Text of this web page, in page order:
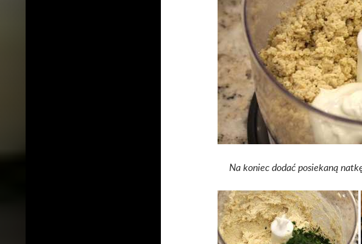
Na koniec dodać posiekaną